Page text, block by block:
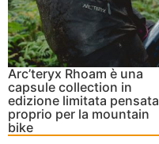
Arc’teryx Rhoam è una
capsule collection in
edizione limitata pensata
proprio per la mountain
bike